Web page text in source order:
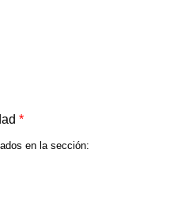
*
en la sección: